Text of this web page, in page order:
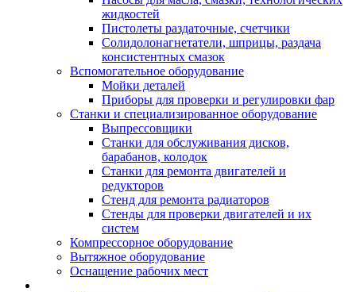
жидкостей
Пистолеты раздаточные, счетчики
Солидолонагнетатели, шприцы, раздача
консистентных смазок
Вспомогательное оборудование
Мойки деталей
Приборы для проверки и регулировки фар
Станки и специализированное оборудование
Выпрессовщики
Станки для обслуживания дисков,
барабанов, колодок
Станки для ремонта двигателей и
редукторов
Стенд для ремонта радиаторов
Стенды для проверки двигателей и их
систем
Компрессорное оборудование
Вытяжное оборудование
Оснащение рабочих мест